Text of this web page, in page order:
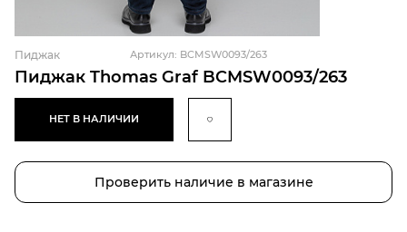
Пиджак Thomas Graf BCMSW0093/263
Пиджак Артикул: BCMSW0093/263
НЕТ В НАЛИЧИИ
Проверить наличие в магазине